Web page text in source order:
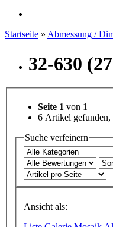
Startseite » Abmessung /
32-630
Seite 1 von 1
6 Artikel
Suche verfeinern
Ansicht als: